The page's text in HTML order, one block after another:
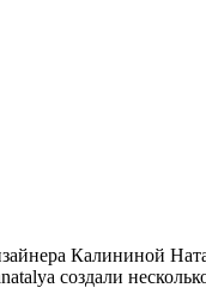
Калининой
создали